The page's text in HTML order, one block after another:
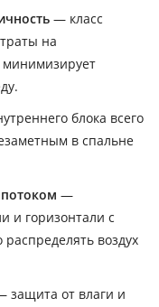
— класс
на
минимизирует
блока всего
в спальне
—
и горизонтали с
воздух
защита от влаги и